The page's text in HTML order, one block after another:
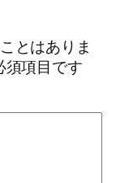
とはありま
須項目です